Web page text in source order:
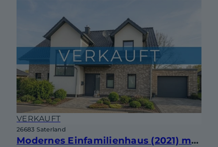
VERKAUFT
26683 Saterland
Modernes Einfamilienhaus (2021) mit Garage, überdachter Terrasse und Blick ins Grüne